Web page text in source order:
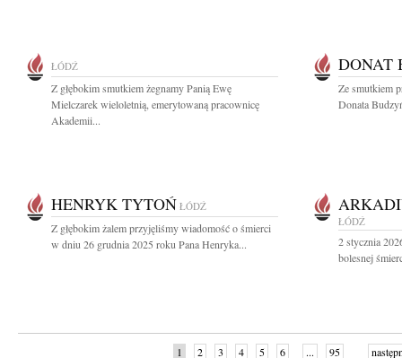
ŁÓDŹ
Z głębokim smutkiem żegnamy Panią Ewę
Mielczarek wieloletnią, emerytowaną pracownicę
Akademii...
DONAT
Ze smutkiem
Donata
HENRYK TYTOŃ ŁÓDŹ
Z głębokim żalem przyjęliśmy wiadomość o śmierci
w dniu 26 grudnia 2025 roku Pana Henryka...
ŁÓDŹ
2 stycznia
bolesnej
1 2 3 4 5 6 ... 95